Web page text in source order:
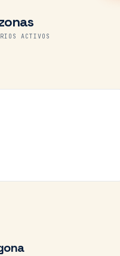
ACTIVOS